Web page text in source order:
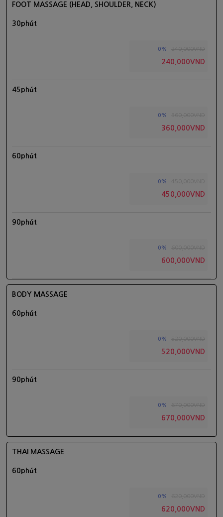
FOOT MASSAGE (HEAD, SHOULDER, NECK)
30phút
0%
240,000VND
45phút
0%
360,000VND
60phút
0%
450,000VND
90phút
0%
600,000VND
BODY MASSAGE
60phút
0%
520,000VND
90phút
0%
670,000VND
THAI MASSAGE
60phút
0%
620,000VND